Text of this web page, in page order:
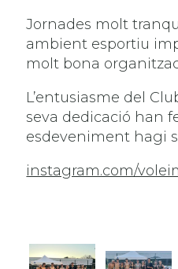
Jornades molt
ambient esportiu
molt bona
L’entusiasme del
seva dedicació han
esdeveniment hagi
instagram.com/